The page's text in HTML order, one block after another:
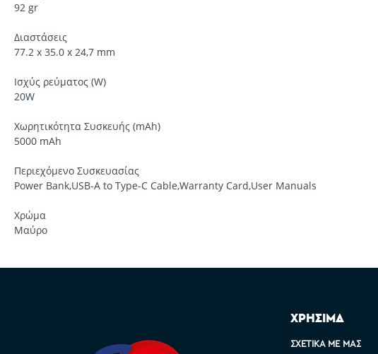
92 gr
Διαστάσεις
77.2 x 35.0 x 24,7 mm
Ισχύς ρεύματος (W)
20W
Χωρητικότητα Συσκευής (mAh)
5000 mAh
Περιεχόμενο Συσκευασίας
Power Bank,USB-A to Type-C Cable,Warranty Card,User Manuals
Χρώμα
Μαύρο
ΧΡΗΣΙΜΑ
ΣΧΕΤΙΚΆ ΜΕ ΜΑΣ